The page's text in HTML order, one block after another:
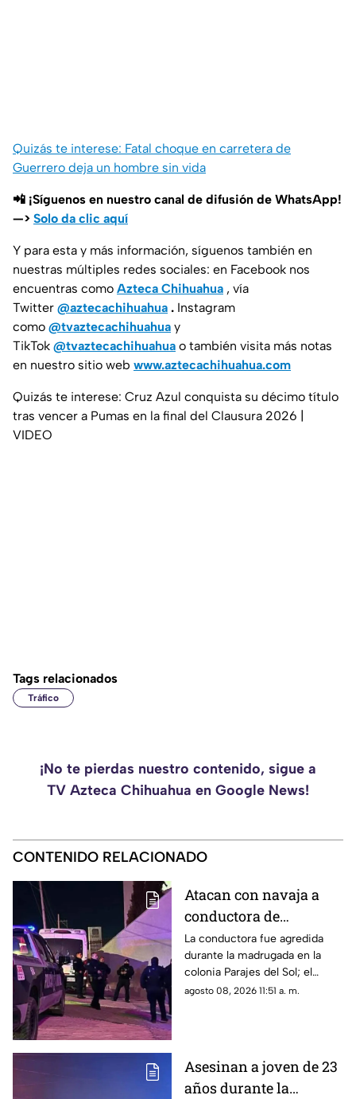
Quizás te interese: Fatal choque en carretera de
Guerrero deja un hombre sin vida
📲 ¡Síguenos en nuestro canal de difusión de WhatsApp!
—> Solo da clic aquí
Y para esta y más información, síguenos también en
nuestras múltiples redes sociales: en Facebook nos
encuentras como Azteca Chihuahua , vía
Twitter @aztecachihuahua . Instagram
como @tvaztecachihuahua y
TikTok @tvaztecachihuahua o también visita más notas
en nuestro sitio web www.aztecachihuahua.com
Quizás te interese: Cruz Azul conquista su décimo título
tras vencer a Pumas en la final del Clausura 2026 |
VIDEO
Tags relacionados
Tráfico
¡No te pierdas nuestro contenido, sigue a
TV Azteca Chihuahua en Google News!
CONTENIDO RELACIONADO
Atacan con navaja a
conductora de
plataforma tras
finalizar un viaje en
Ciudad Juárez
La conductora fue agredida
durante la madrugada en la
colonia Parajes del Sol; el
pasajero presuntamente la
agosto 08, 2026 11:51 a. m.
Asesinan a joven de 23
años durante la